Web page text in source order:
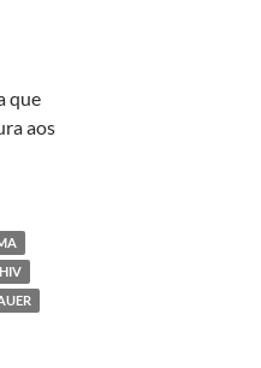
que
aos
Cohn repercute na era
HIV